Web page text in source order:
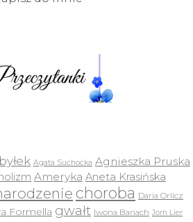
Agata Suchocka Agnieszka Pruska
Ameryka Aneta Krasińska
choroba Daria Orlicz
Formella gwałt Iwona Banach Jorn Lier